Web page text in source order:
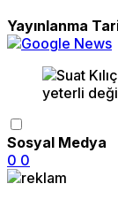
Yayınlanma
Sosyal Medya
0 0